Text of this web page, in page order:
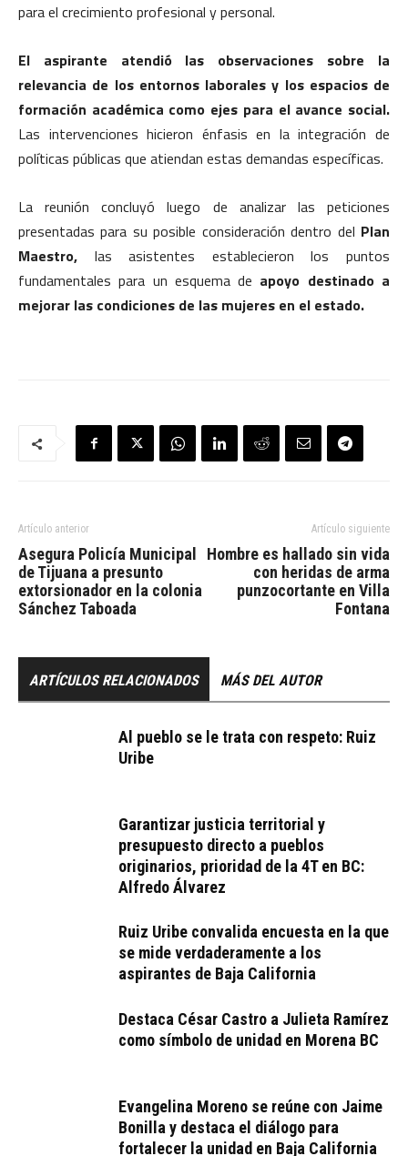
para el crecimiento profesional y personal.
El aspirante atendió las observaciones sobre la
relevancia de los entornos laborales y los espacios de
formación académica como ejes para el avance social.
Las intervenciones hicieron énfasis en la integración de
políticas públicas que atiendan estas demandas específicas.
La reunión concluyó luego de analizar las peticiones
presentadas para su posible consideración dentro del Plan
Maestro, las asistentes establecieron los puntos
fundamentales para un esquema de apoyo destinado a
mejorar las condiciones de las mujeres en el estado.
Artículo anterior
Asegura Policía Municipal
de Tijuana a presunto
extorsionador en la colonia
Sánchez Taboada
Artículo siguiente
Hombre es hallado sin vida
con heridas de arma
punzocortante en Villa
Fontana
ARTÍCULOS RELACIONADOS MÁS DEL AUTOR
Al pueblo se le trata con respeto: Ruiz
Uribe
Garantizar justicia territorial y
presupuesto directo a pueblos
originarios, prioridad de la 4T en BC:
Alfredo Álvarez
Ruiz Uribe convalida encuesta en la que
se mide verdaderamente a los
aspirantes de Baja California
Destaca César Castro a Julieta Ramírez
como símbolo de unidad en Morena BC
Evangelina Moreno se reúne con Jaime
Bonilla y destaca el diálogo para
fortalecer la unidad en Baja California